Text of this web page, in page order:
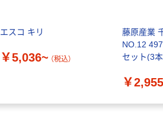
エスコ キリ
￥5,036~ （税込）
藤原産業
NO.12
セット(3本
￥2,955
ーター ペットボ
ト ホワイト紙コ
ウ
ア